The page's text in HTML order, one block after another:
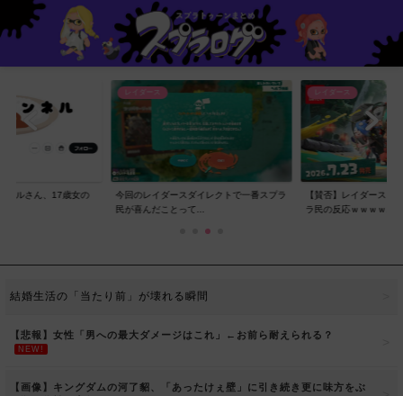
ネルさん、17歳女の
レイダース
今回のレイダースダイレクトで一番スプラ
民が喜んだことって...
レイダース
【賛否】レイダースダ
ラ民の反応ｗｗｗｗ...
結婚生活の「当たり前」が壊れる瞬間
【悲報】女性「男への最大ダメージはこれ」←お前ら耐えられる？
NEW!
【画像】キングダムの河了貂、「あったけぇ壁」に引き続き更に味方をぶ